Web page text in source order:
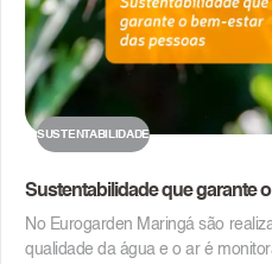
SUSTENTABILIDADE
Sustentabilidade que garante
No Eurogarden Maringá são
qualidade da água e o ar é